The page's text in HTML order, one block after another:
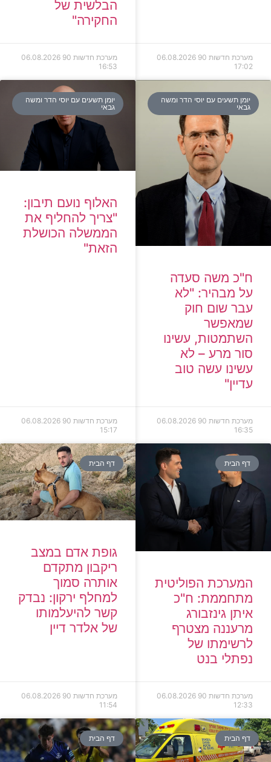
מערכת חדשות 90
06.08.2026
17:02
הבלשית של
החקירה"
מערכת חדשות 90
06.08.2026
16:53
יומן תשעים עם יוסי הדר ומשה
גבאי
ח"כ משה סעדה
על מבהיר: "לא
עבר שום חוק
שמאפשר
השתמטות, עשינו
סור מרע – לא
עשינו עשה טוב
עדיין"
מערכת חדשות 90
06.08.2026
16:35
יומן תשעים עם יוסי הדר ומשה
גבאי
האלוף נועם תיבון:
"צריך להחליף את
הממשלה הכושלת
הזאת"
מערכת חדשות 90
06.08.2026
15:17
דף הבית
המערכת הפוליטית
מתחממת: ח"כ
איתן גינזבורג
מרעננה מצטרף
לרשימתו של
נפתלי בנט
מערכת חדשות 90
06.08.2026
12:33
דף הבית
גופת אדם במצב
ריקבון מתקדם
אותרה סמוך
למחלף ירקון: נבדק
קשר להיעלמותו
של אלדר דיין
מערכת חדשות 90
06.08.2026
11:54
דף הבית דף הבית